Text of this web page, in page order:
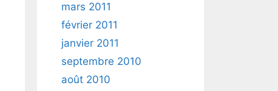
mars 2011
février 2011
janvier 2011
septembre 2010
août 2010